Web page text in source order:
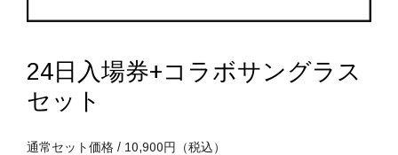
24日入場券+コラボサングラス
セット
通常セット価格 / 10,900円（税込）